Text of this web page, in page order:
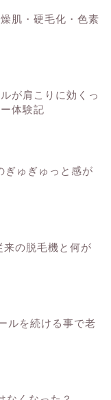
肌・硬毛化・色素
が肩こりに効くっ
体験記
ぎゅぎゅっと感が
の脱毛機と何が
ルを続ける事で老
健康
肌
クセント
マクール
ーニング